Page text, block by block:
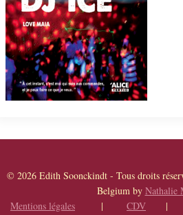
© 2026 Edith Soonckindt - Tous
Belgium by Nathalie
Mentions légales | CDV